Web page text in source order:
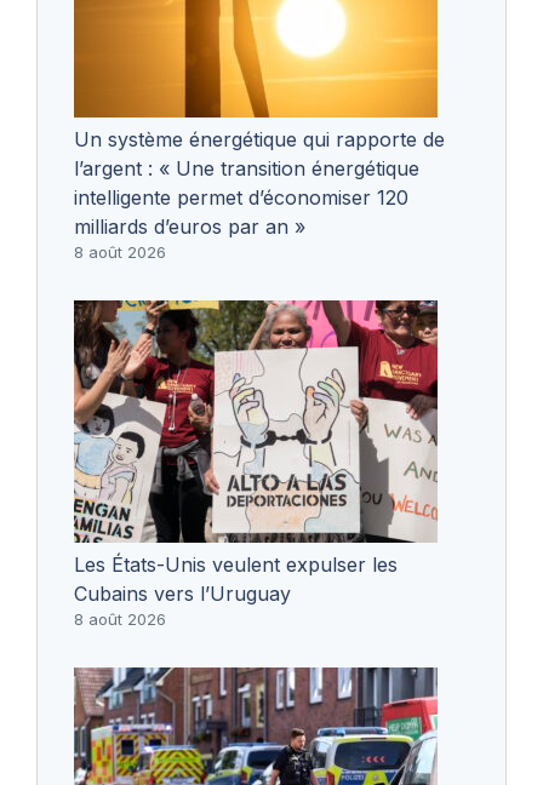
Un système énergétique qui rapporte de
l’argent : « Une transition énergétique
intelligente permet d’économiser 120
milliards d’euros par an »
8 août 2026
Les États-Unis veulent expulser les
Cubains vers l’Uruguay
8 août 2026